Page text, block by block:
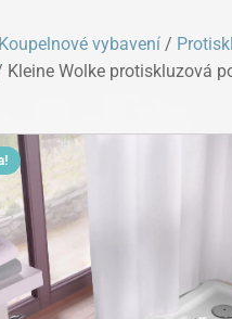
Koupelnové vybavení /
Kleine Wolke protiskluzová